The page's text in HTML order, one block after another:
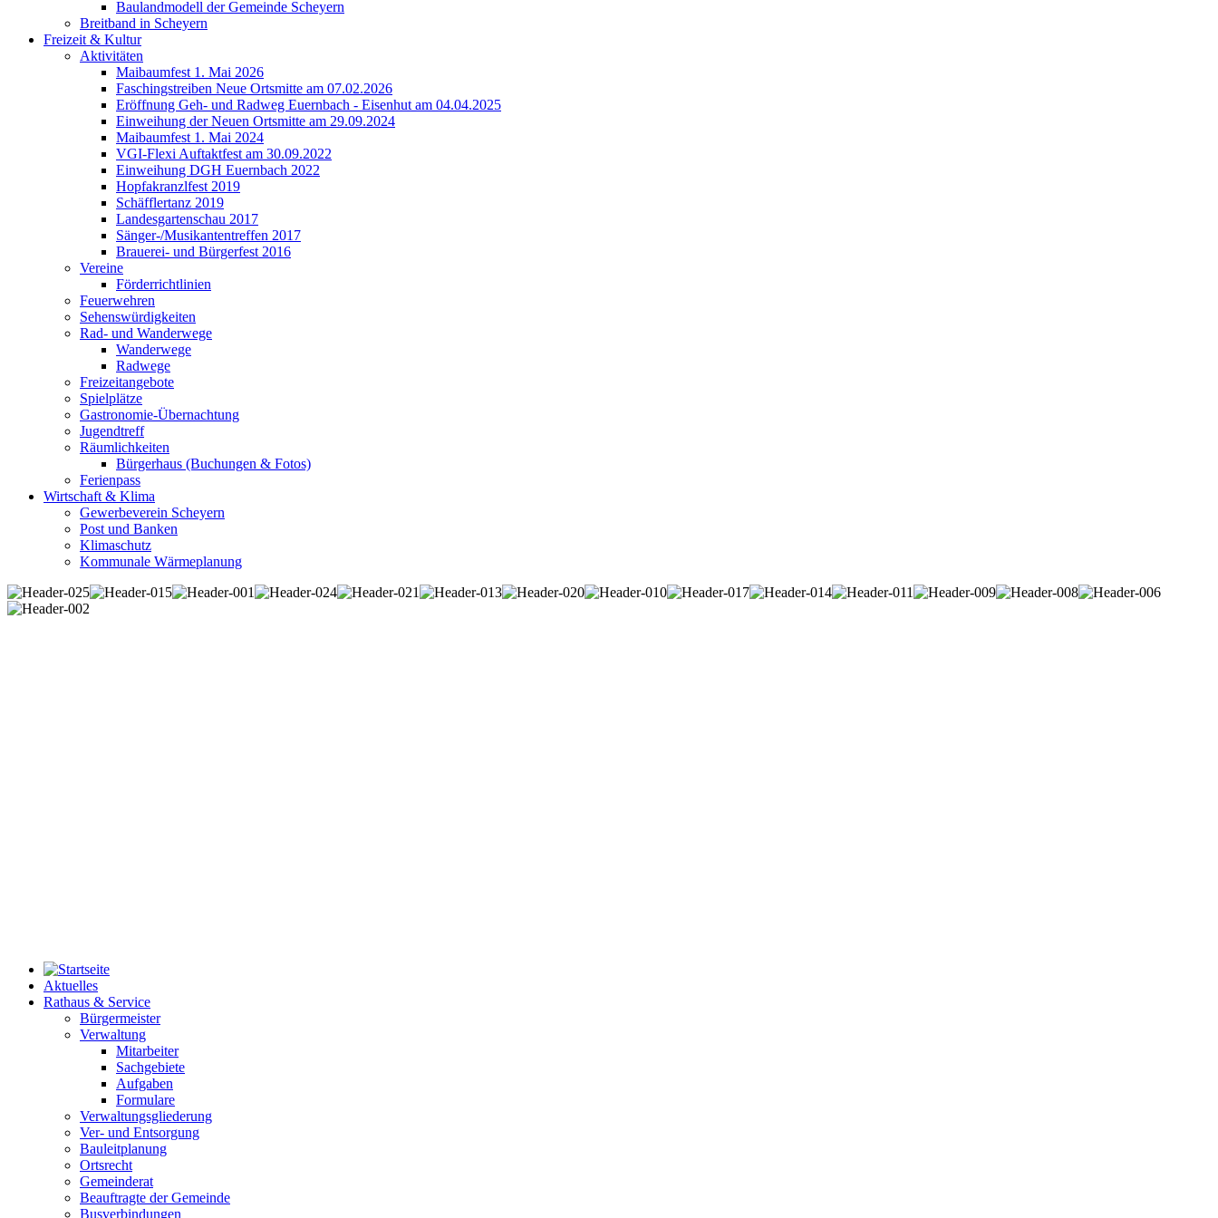
Baulandmodell der Gemeinde Scheyern
Breitband in Scheyern
Freizeit & Kultur
Aktivitäten
Maibaumfest 1. Mai 2026
Faschingstreiben Neue Ortsmitte am 07.02.2026
Eröffnung Geh- und Radweg Euernbach - Eisenhut am 04.04.2025
Einweihung der Neuen Ortsmitte am 29.09.2024
Maibaumfest 1. Mai 2024
VGI-Flexi Auftaktfest am 30.09.2022
Einweihung DGH Euernbach 2022
Hopfakranzlfest 2019
Schäfflertanz 2019
Landesgartenschau 2017
Sänger-/Musikantentreffen 2017
Brauerei- und Bürgerfest 2016
Vereine
Förderrichtlinien
Feuerwehren
Sehenswürdigkeiten
Rad- und Wanderwege
Wanderwege
Radwege
Freizeitangebote
Spielplätze
Gastronomie-Übernachtung
Jugendtreff
Räumlichkeiten
Bürgerhaus (Buchungen & Fotos)
Ferienpass
Wirtschaft & Klima
Gewerbeverein Scheyern
Post und Banken
Klimaschutz
Kommunale Wärmeplanung
Aktuelles
Rathaus & Service
Bürgermeister
Verwaltung
Mitarbeiter
Sachgebiete
Aufgaben
Formulare
Verwaltungsgliederung
Ver- und Entsorgung
Bauleitplanung
Ortsrecht
Gemeinderat
Beauftragte der Gemeinde
Busverbindungen